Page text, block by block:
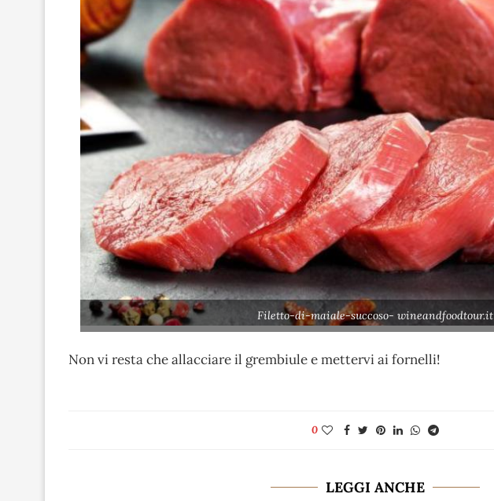
Filetto-di-maiale-succoso- wineandfoodtour.it
Non vi resta che allacciare il grembiule e mettervi ai fornelli!
0
LEGGI ANCHE